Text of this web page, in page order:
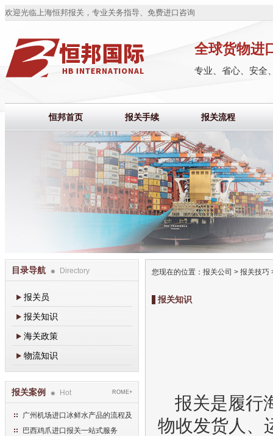
欢迎光临上海恒邦报关，专业关务指导、免费进口咨询
全球货物进
专业、省心、安全
恒邦首页 报关手续 报关流程
目录导航 Directory
报关员
报关知识
海关政策
物流知识
报关案例 Hot ROME+
广州机场进口冰鲜水产品的流程及
手续
巴西鸡爪进口报关一站式服务
您现在的位置： 报关公司 > 报关技巧
报关知识
报关是履行
物收发货人、